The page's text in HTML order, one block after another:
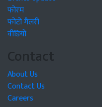
फोरम
फोटो गैलरी
वीडियो
Contact
About Us
Contact Us
Careers